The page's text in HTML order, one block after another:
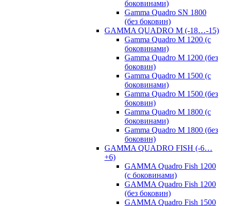
боковинами)
Gamma Quadro SN 1800
(без боковин)
GAMMA QUADRO M (-18…-15)
Gamma Quadro M 1200 (с
боковинами)
Gamma Quadro M 1200 (без
боковин)
Gamma Quadro M 1500 (с
боковинами)
Gamma Quadro M 1500 (без
боковин)
Gamma Quadro M 1800 (с
боковинами)
Gamma Quadro M 1800 (без
боковин)
GAMMA QUADRO FISH (-6…
+6)
GAMMA Quadro Fish 1200
(с боковинами)
GAMMA Quadro Fish 1200
(без боковин)
GAMMA Quadro Fish 1500